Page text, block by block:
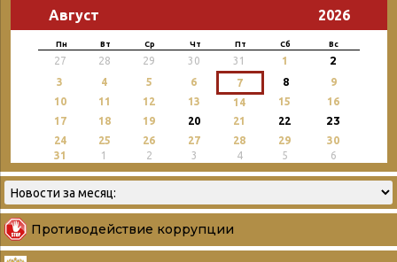
Август 2026
Пн Вт Ср Чт Пт Сб Вс
27 28 29 30 31 1 2
3 4 5 6 7 8
9
10
11 12 13 14 15
16
17
18 19 20 21 22 23
24 25 26 27 28 29
30
31
1 2 3 4 5 6
Противодействие коррупции